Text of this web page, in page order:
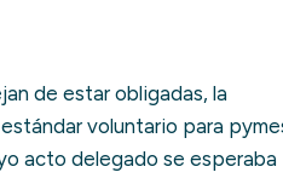
de estar obligadas, la
voluntario para
acto delegado se esperaba